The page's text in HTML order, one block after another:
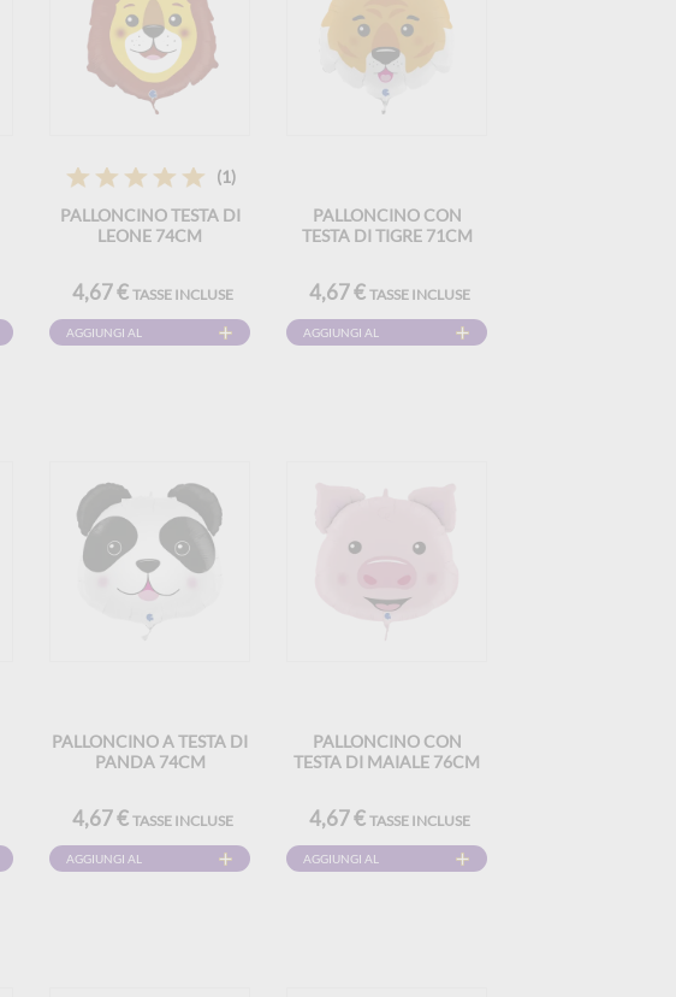
(1)
PALLONCINO TESTA DI
LEONE 74CM
4,67 €TASSE INCLUSE
AGGIUNGI AL
PALLONCINO CON
TESTA DI TIGRE 71CM
4,67 €TASSE INCLUSE
AGGIUNGI AL
PALLONCINO A TESTA DI
PANDA 74CM
4,67 €TASSE INCLUSE
AGGIUNGI AL
PALLONCINO CON
TESTA DI MAIALE 76CM
4,67 €TASSE INCLUSE
AGGIUNGI AL